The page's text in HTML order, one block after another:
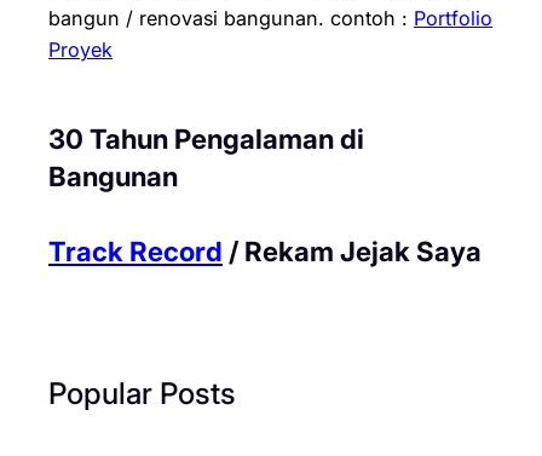
bangun / renovasi bangunan. contoh : Portfolio
Proyek
30 Tahun Pengalaman di
Bangunan
Track Record / Rekam Jejak Saya
Popular Posts